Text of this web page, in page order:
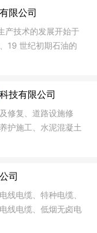
途径 杭州、宁波、
、嘉善、余姚、兹
、黄岩、肃江、椒
都、杨洲、江阴、泰
苏州、南通、合
限公司
产技术的发展开始于
19 世纪初期石油的
间舰船、锅炉、飞机
及石油天然气的钻采
动着钢管工业在品
展。 钢管不仅用于
交换热能、制造机械
种经济钢材。用钢管
～40%，而且可实
施工，而且可大大减
科技有限公司
修复、道路设施修
护施工、水泥混凝土
司
线电缆、特种电缆、
线电缆、低烟无卤电
套电缆、防水电缆、